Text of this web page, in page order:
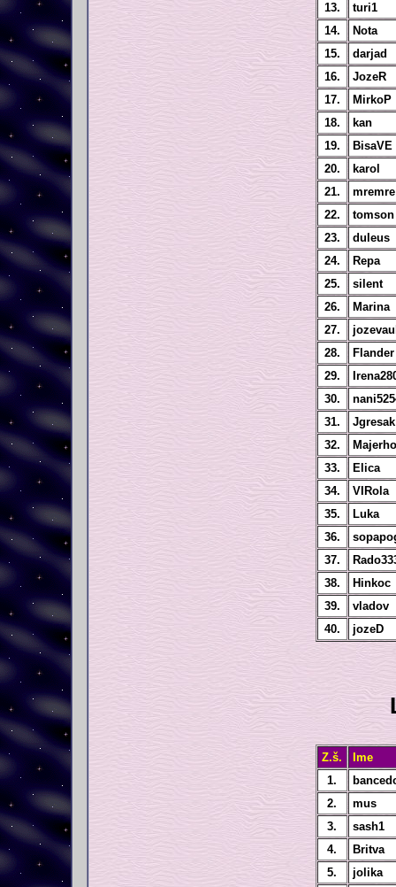
13.
turi1
14.
Nota
15.
darjad
16.
JozeR
17.
MirkoP
18.
kan
19.
BisaVE
20.
karol
21.
mremre
22.
tomson
23.
duleus
24.
Repa
25.
silent
26.
Marina
27.
28.
Flander
29.
30.
31.
Jgresak
32.
33.
Elica
34.
VIRola
35.
Luka
36.
37.
38.
Hinkoc
39.
vladov
40.
jozeD
Z.š.
Ime
1.
2.
mus
3.
sash1
4.
Britva
5.
jolika